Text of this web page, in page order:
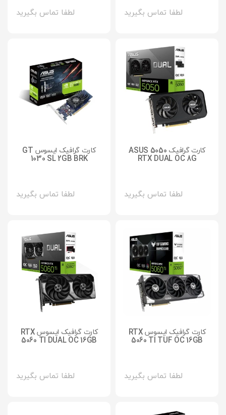
لطفا تماس بگیرید لطفا تماس بگیرید
کارت گرافیک 5050 ASUS
RTX DUAL OC 8G
لطفا تماس بگیرید
کارت گرافیک ایسوس GT
1030 SL 2GB BRK
لطفا تماس بگیرید
کارت گرافیک ایسوس RTX
5060 TI TUF OC 16GB
لطفا تماس بگیرید
کارت گرافیک ایسوس RTX
5060 TI DUAL OC 16GB
لطفا تماس بگیرید